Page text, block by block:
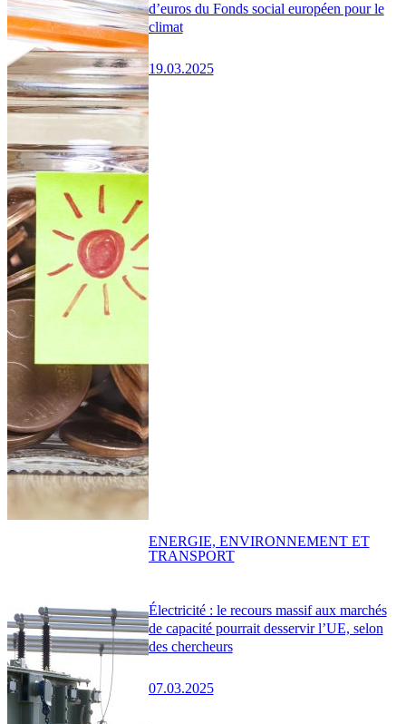
d’euros du Fonds social européen pour le
climat
19.03.2025
Électricité : le recours massif aux marchés
de capacité pourrait desservir l’UE, selon
des chercheurs
07.03.2025
ENERGIE, ENVIRONNEMENT ET
TRANSPORT